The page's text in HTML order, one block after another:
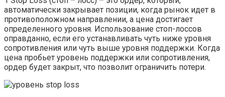
автоматически закрывает позиции, когда рынок идет в
противоположном направлении, а цена достигает
определенного уровня. Использование стоп-лоссов
оправданно, если его устанавливать чуть ниже уровня
сопротивления или чуть выше уровня поддержки. Когда
цена пробьет уровень поддержки или сопротивления,
ордер будет закрыт, что позволит ограничить потери.